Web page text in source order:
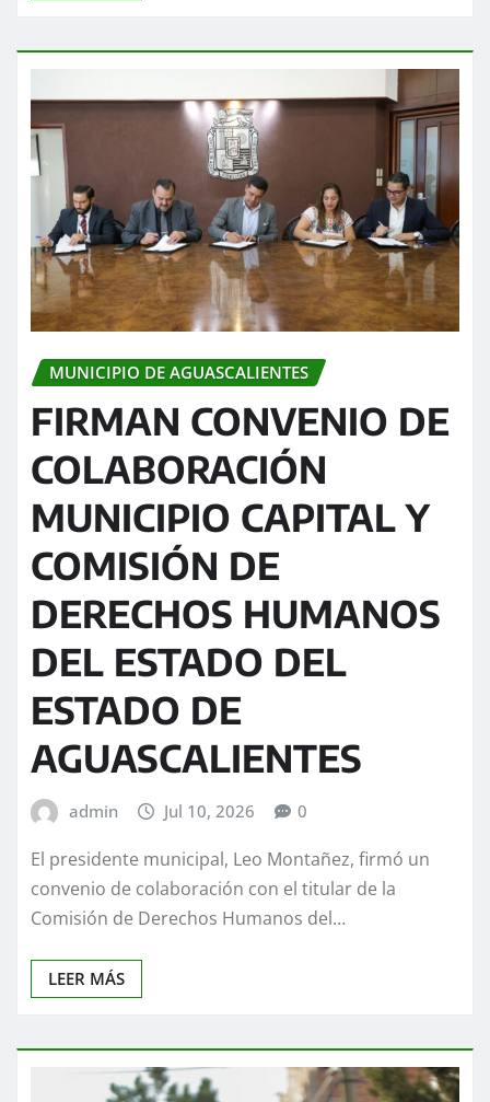
MUNICIPIO DE AGUASCALIENTES
FIRMAN CONVENIO DE
COLABORACIÓN
MUNICIPIO CAPITAL Y
COMISIÓN DE
DERECHOS HUMANOS
DEL ESTADO DEL
ESTADO DE
AGUASCALIENTES
admin Jul 10, 2026 0
El presidente municipal, Leo Montañez, firmó un
convenio de colaboración con el titular de la
Comisión de Derechos Humanos del…
LEER MÁS